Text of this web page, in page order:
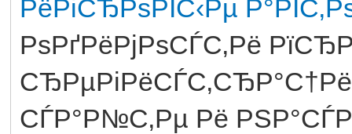
РёРіСЂРѕРІС‹Рµ
РѕРґРёРјРѕСЃС‚Рё
СЃР°Р№С‚Рµ Рё